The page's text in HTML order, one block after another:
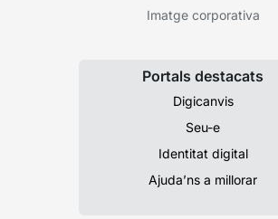
Imatge corporativa
Portals destacats
Digicanvis
Seu-e
Identitat digital
Ajuda’ns a millorar